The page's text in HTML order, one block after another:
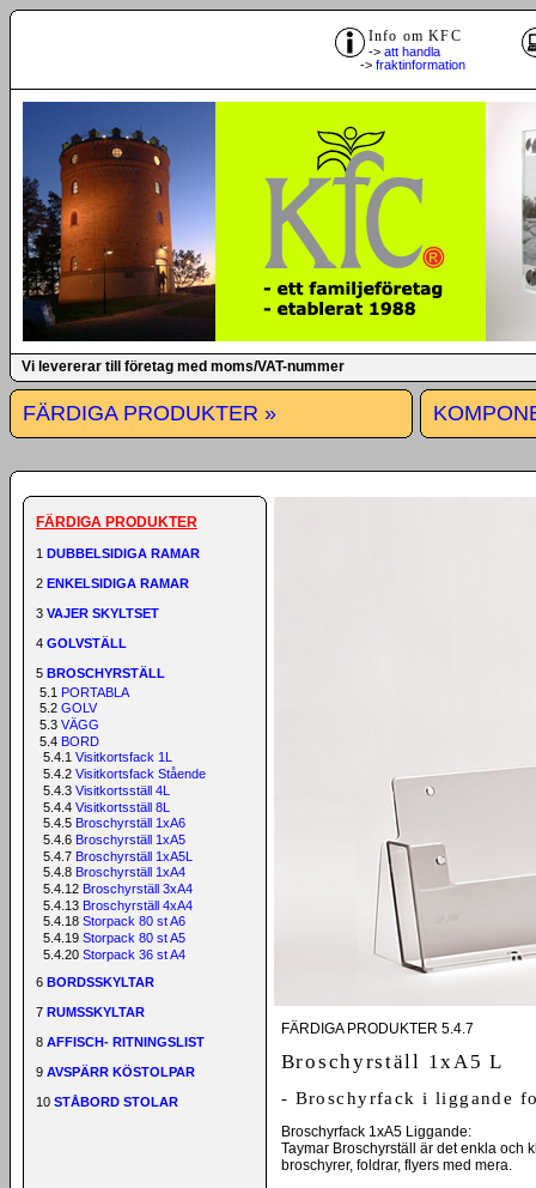
Info om KFC
-> att handla
-> fraktinformation
Vi levererar till företag med moms/VAT-nummer
FÄRDIGA PRODUKTER »
FÄRDIGA PRODUKTER
1 DUBBELSIDIGA RAMAR
2 ENKELSIDIGA RAMAR
3 VAJER SKYLTSET
4 GOLVSTÄLL
5 BROSCHYRSTÄLL
5.1 PORTABLA
5.2 GOLV
5.3 VÄGG
5.4 BORD
5.4.1 Visitkortsfack 1L
5.4.2 Visitkortsfack Stående
5.4.3 Visitkortsställ 4L
5.4.4 Visitkortsställ 8L
5.4.5 Broschyrställ 1xA6
5.4.6 Broschyrställ 1xA5
5.4.7 Broschyrställ 1xA5L
5.4.8 Broschyrställ 1xA4
5.4.12 Broschyrställ 3xA4
5.4.13 Broschyrställ 4xA4
5.4.18 Storpack 80 st A6
5.4.19 Storpack 80 st A5
5.4.20 Storpack 36 st A4
6 BORDSSKYLTAR
7 RUMSSKYLTAR
8 AFFISCH- RITNINGSLIST
9 AVSPÄRR KÖSTOLPAR
10 STÅBORD STOLAR
FÄRDIGA PRODUKTER 5.4.7
Broschyrställ 1xA5 L
- Broschyrfack i liggande
Broschyrfack 1xA5 Liggande:
Taymar Broschyrställ är det enkla och
broschyrer, foldrar, flyers med mera.